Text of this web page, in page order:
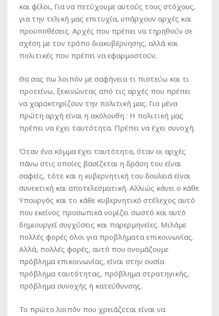
και φίλοι, Για να πετύχουμε αυτούς τους στόχους,
για την τελική μας επιτυχία, υπάρχουν αρχές και
προϋποθέσεις. Αρχές που πρέπει να τηρηθούν σε
σχέση με τον τρόπο διακυβέρνησης, αλλά και
πολιτικές που πρέπει να εφαρμοστούν.
Θα σας πω λοιπόν με σαφήνεια τι πιστεύω και τι
προτείνω, ξεκινώντας από τις αρχές που πρέπει
να χαρακτηρίζουν την πολιτική μας. Για μένα
πρώτη αρχή είναι η ακόλουθη : Η πολιτική μας
πρέπει να έχει ταυτότητα. Πρέπει να έχει συνοχή.
Όταν ένα κόμμα έχει ταυτότητα, όταν οι αρχές
πάνω στις οποίες βασίζεται η δράση του είναι
σαφείς, τότε και η κυβερνητική του δουλειά είναι
συνεκτική και αποτελεσματική. Αλλιώς κάνει ο κάθε
Υπουργός και το κάθε κυβερνητικό στέλεχος αυτό
που εκείνος προσωπικά νομίζει σωστό και αυτό
δημιουργεί συγχύσεις και παρερμηνείες. Μιλάμε
πολλές φορές όλοι για προβλήματα επικοινωνίας.
Αλλά, πολλές φορές, αυτό που ονομάζουμε
πρόβλημα επικοινωνίας, είναι στην ουσία
πρόβλημα ταυτότητας, πρόβλημα στρατηγικής,
πρόβλημα συνοχής ή κατεύθυνσης.
Το πρώτο λοιπόν που χρειάζεται είναι να